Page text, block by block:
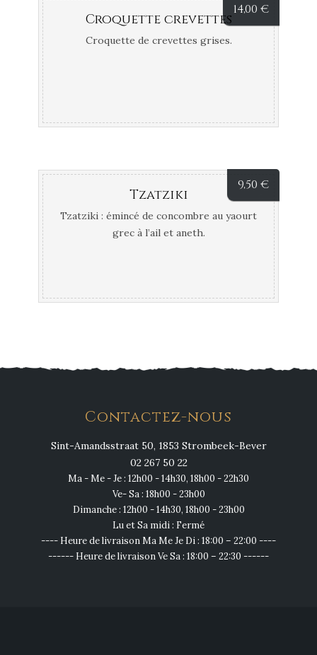
14,00 €
Croquette crevettes
Croquette de crevettes grises.
9,50 €
Tzatziki
Tzatziki : émincé de concombre au yaourt
grec à l’ail et aneth.
Contactez-nous
Sint-Amandsstraat 50, 1853 Strombeek-Bever
02 267 50 22
Ma - Me - Je : 12h00 - 14h30, 18h00 - 22h30
Ve- Sa : 18h00 - 23h00
Dimanche : 12h00 - 14h30, 18h00 - 23h00
Lu et Sa midi : Fermé
---- Heure de livraison Ma Me Je Di : 18:00 – 22:00 ----
------ Heure de livraison Ve Sa : 18:00 – 22:30 ------